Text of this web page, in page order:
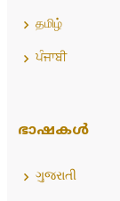
தமிழ்
ਪੰਜਾਬੀ
ഭാഷകൾ
ગુજરાતી